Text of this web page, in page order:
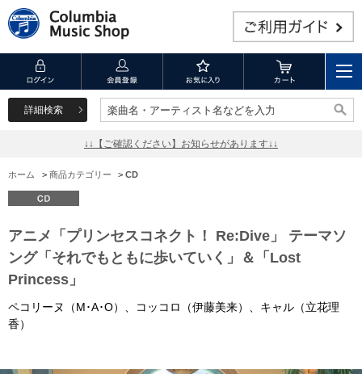
詳細検索 楽曲名・アーティスト名などを入力
楽曲名・アーティスト名などを入力
↓↓【ご確認ください】お知らせがあります↓↓
ホーム > 商品カテゴリー > CD
アニメ「プリンセスコネクト！ Re:Dive」 テーマソ
ング「それでもともに歩いていく」＆「Lost
Princess」
ペコリーヌ（M･A･O）、コッコロ（伊藤美来）、キャル（立花理
香）